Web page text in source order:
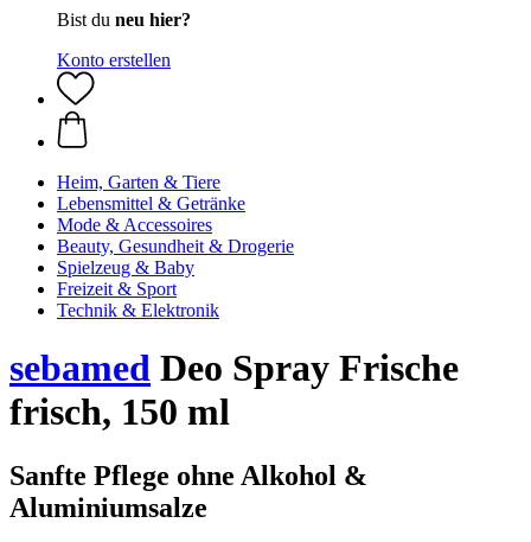
Bist du neu hier?
Konto erstellen
Heim, Garten & Tiere
Lebensmittel & Getränke
Mode & Accessoires
Beauty, Gesundheit & Drogerie
Spielzeug & Baby
Freizeit & Sport
Technik & Elektronik
sebamed Deo Spray Frische
frisch, 150 ml
Sanfte Pflege ohne Alkohol &
Aluminiumsalze